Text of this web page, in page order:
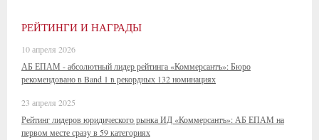
РЕЙТИНГИ И НАГРАДЫ
10 апреля 2026
АБ ЕПАМ - абсолютный лидер рейтинга «Коммерсантъ»: Бюро
рекомендовано в Band 1 в рекордных 132 номинациях
23 апреля 2025
Рейтинг лидеров юридического рынка ИД «Коммерсантъ»: АБ ЕПАМ на
первом месте сразу в 59 категориях